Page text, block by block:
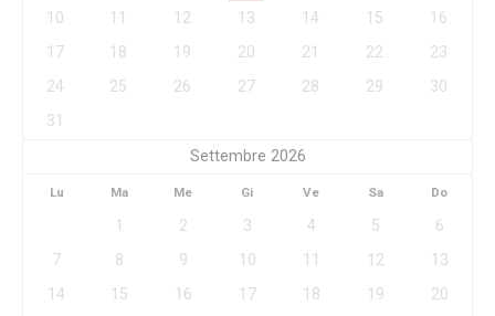
10
11 12 13 14 15
16
17
18 19 20 21 22
23
24
25 26 27 28 29
30
31
Settembre 2026
Lu Ma Me Gi Ve Sa Do
1 2 3 4 5
6
7
8 9 10 11 12
13
14
15 16 17 18 19
20